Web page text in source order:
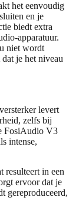
het eenvoudig
en je
biedt extra
apparatuur.
niet wordt
je het niveau
levert
zelfs bij
FosiAudio V3
intense,
resulteert in een
ervoor dat je
gereproduceerd,